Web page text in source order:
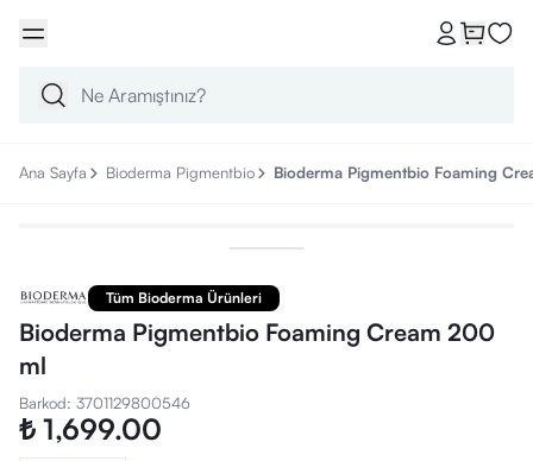
Ana Sayfa Bioderma Pigmentbio Bioderma Pigmentbio Foaming
Tüm Bioderma Ürünleri
Bioderma Pigmentbio Foaming Cream 200
ml
Barkod: 3701129800546
₺ 1,699.00